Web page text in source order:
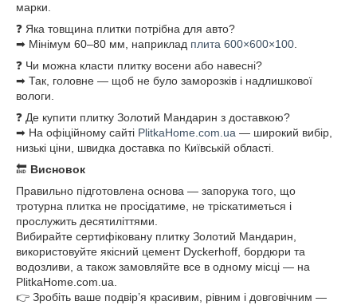
марки.
❓ Яка товщина плитки потрібна для авто?
➡ Мінімум 60–80 мм, наприклад плита 600×600×100.
❓ Чи можна класти плитку восени або навесні?
➡ Так, головне — щоб не було заморозків і надлишкової
вологи.
❓ Де купити плитку Золотий Мандарин з доставкою?
➡ На офіційному сайті PlitkaHome.com.ua — широкий вибір,
низькі ціни, швидка доставка по Київській області.
🔚 Висновок
Правильно підготовлена основа — запорука того, що
тротурна плитка не просідатиме, не тріскатиметься і
прослужить десятиліттями.
Вибирайте сертифіковану плитку Золотий Мандарин,
використовуйте якісний цемент Dyckerhoff, бордюри та
водозливи, а також замовляйте все в одному місці — на
PlitkaHome.com.ua.
👉 Зробіть ваше подвір’я красивим, рівним і довговічним —